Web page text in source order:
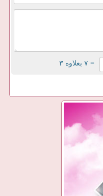
= ۷ بعلاوه ۳